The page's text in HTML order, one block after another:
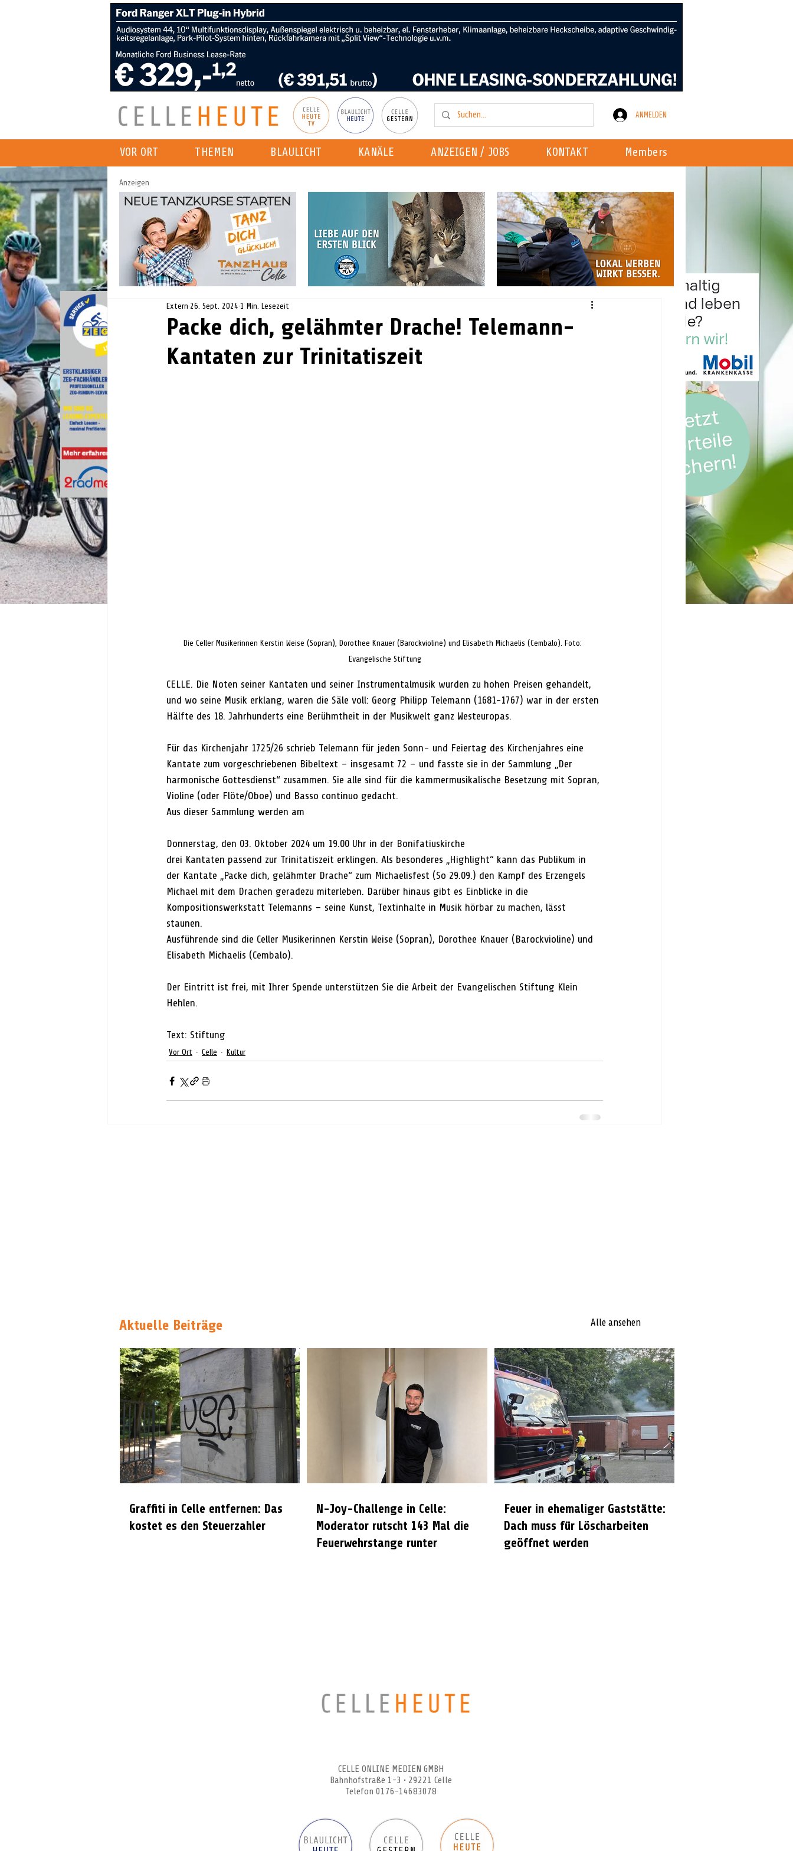
ANMELDEN
VOR ORT THEMEN BLAULICHT KANÄLE ANZEIGEN / JOBS KONTAKT Members
Anzeigen
Packe dich, gelähmter Drache! Telemann-
Kantaten zur Trinitatiszeit
Extern 26. Sept. 2024 1 Min. Lesezeit
Die Celler Musikerinnen Kerstin Weise (Sopran), Dorothee Knauer (Barockvioline) und Elisabeth Michaelis (Cembalo). Foto:
Evangelische Stiftung
CELLE. Die Noten seiner Kantaten und seiner Instrumentalmusik wurden zu hohen Preisen gehandelt,
und wo seine Musik erklang, waren die Säle voll: Georg Philipp Telemann (1681-1767) war in der ersten
Hälfte des 18. Jahrhunderts eine Berühmtheit in der Musikwelt ganz Westeuropas.
Für das Kirchenjahr 1725/26 schrieb Telemann für jeden Sonn- und Feiertag des Kirchenjahres eine
Kantate zum vorgeschriebenen Bibeltext – insgesamt 72 – und fasste sie in der Sammlung „Der
harmonische Gottesdienst“ zusammen. Sie alle sind für die kammermusikalische Besetzung mit Sopran,
Violine (oder Flöte/Oboe) und Basso continuo gedacht.
Aus dieser Sammlung werden am
Donnerstag, den 03. Oktober 2024 um 19.00 Uhr in der Bonifatiuskirche
drei Kantaten passend zur Trinitatiszeit erklingen. Als besonderes „Highlight“ kann das Publikum in
der Kantate „Packe dich, gelähmter Drache“ zum Michaelisfest (So 29.09.) den Kampf des Erzengels
Michael mit dem Drachen geradezu miterleben. Darüber hinaus gibt es Einblicke in die
Kompositionswerkstatt Telemanns – seine Kunst, Textinhalte in Musik hörbar zu machen, lässt
staunen.
Ausführende sind die Celler Musikerinnen Kerstin Weise (Sopran), Dorothee Knauer (Barockvioline) und
Elisabeth Michaelis (Cembalo).
Der Eintritt ist frei, mit Ihrer Spende unterstützen Sie die Arbeit der Evangelischen Stiftung Klein
Hehlen.
Text: Stiftung
Vor Ort Celle Kultur
Aktuelle Beiträge Alle ansehen
Graffiti in Celle entfernen: Das
kostet es den Steuerzahler
N-Joy-Challenge in Celle:
Moderator rutscht 143 Mal die
Feuerwehrstange runter
Feuer in ehemaliger Gaststätte:
Dach muss für Löscharbeiten
geöffnet werden
CELLE ONLINE MEDIEN GMBH
Bahnhofstraße 1-3 • 29221 Celle
Telefon 0176-14683078